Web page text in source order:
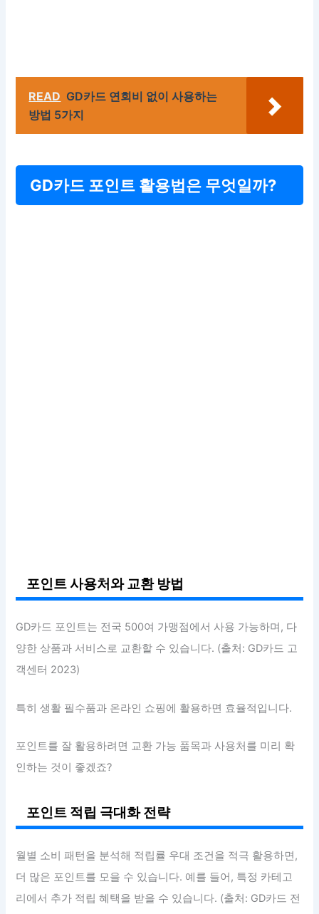
READ GD카드 연회비 없이 사용하는
방법 5가지
GD카드 포인트 활용법은 무엇일까?
포인트 사용처와 교환 방법
GD카드 포인트는 전국 500여 가맹점에서 사용 가능하며, 다
양한 상품과 서비스로 교환할 수 있습니다. (출처: GD카드 고
객센터 2023)
특히 생활 필수품과 온라인 쇼핑에 활용하면 효율적입니다.
포인트를 잘 활용하려면 교환 가능 품목과 사용처를 미리 확
인하는 것이 좋겠죠?
포인트 적립 극대화 전략
월별 소비 패턴을 분석해 적립률 우대 조건을 적극 활용하면,
더 많은 포인트를 모을 수 있습니다. 예를 들어, 특정 카테고
리에서 추가 적립 혜택을 받을 수 있습니다. (출처: GD카드 전